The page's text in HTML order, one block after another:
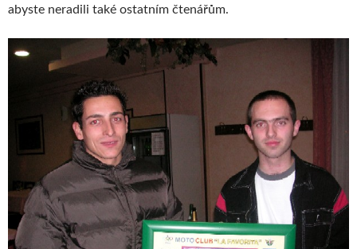
abyste neradili také ostatním čtenářům.